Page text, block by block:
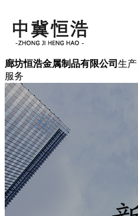
廊坊恒浩金属制品有限公司 生
服务